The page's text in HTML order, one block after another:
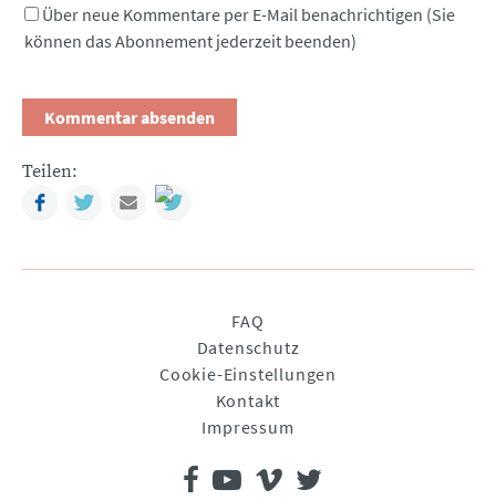
Über neue Kommentare per E-Mail benachrichtigen (Sie
können das Abonnement jederzeit beenden)
Teilen:
FacebookTwitterMail
FAQ
Datenschutz
Cookie-Einstellungen
Kontakt
Impressum